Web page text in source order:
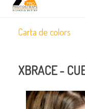
Carta de colors
XBRACE -